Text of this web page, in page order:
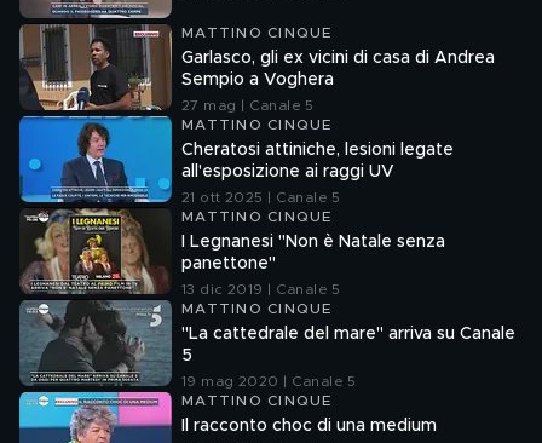
MATTINO CINQUE
Garlasco, gli ex vicini di casa di Andrea
Sempio a Voghera
27 mag | Canale 5
MATTINO CINQUE
Cheratosi attiniche, lesioni legate
all'esposizione ai raggi UV
21 ott 2025 | Canale 5
MATTINO CINQUE
I Legnanesi "Non è Natale senza
panettone"
13 dic 2019 | Canale 5
MATTINO CINQUE
"La cattedrale del mare" arriva su Canale
5
19 mag 2020 | Canale 5
MATTINO CINQUE
Il racconto choc di una medium